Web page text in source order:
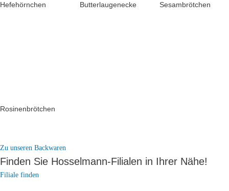
Hefehörnchen Butterlaugenecke Sesambrötchen
Rosinenbrötchen
Zu unseren Backwaren
Finden Sie Hosselmann-Filialen in Ihrer Nähe!
Filiale finden